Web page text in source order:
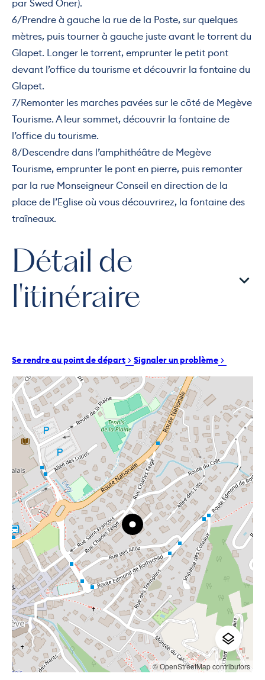
par Swed Oner).
6/Prendre à gauche la rue de la Poste, sur quelques
mètres, puis tourner à gauche juste avant le torrent du
Glapet. Longer le torrent, emprunter le petit pont
devant l’office du tourisme et découvrir la fontaine du
Glapet.
7/Remonter les marches pavées sur le côté de Megève
Tourisme. A leur sommet, découvrir la fontaine de
l’office du tourisme.
8/Descendre dans l’amphithéâtre de Megève
Tourisme, emprunter le pont en pierre, puis remonter
par la rue Monseigneur Conseil en direction de la
place de l’Eglise où vous découvrirez, la fontaine des
traîneaux.
Détail de
l'itinéraire
Se rendre au point de départ Signaler un problème
© OpenStreetMap contributors